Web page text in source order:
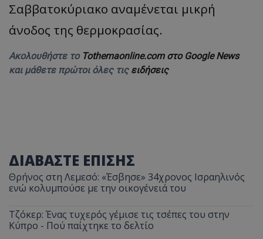
Σαββατοκύριακο αναμένεται μικρή
άνοδος της θερμοκρασίας.
Ακολουθήστε το Tothemaonline.com στο Google News
και μάθετε πρώτοι όλες τις ειδήσεις
ΔΙΑΒΑΣΤΕ ΕΠΙΣΗΣ
Θρήνος στη Λεμεσό: «Έσβησε» 34χρονος Ισραηλινός
ενώ κολυμπούσε με την οικογένειά του
Τζόκερ: Ένας τυχερός γέμισε τις τσέπες του στην
Κύπρο - Πού παίχτηκε το δελτίο